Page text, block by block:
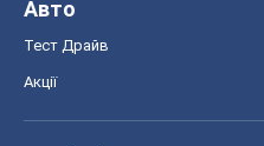
Авто
Тест Драйв
Акції